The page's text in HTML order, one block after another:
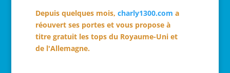
Depuis quelques mois, charly1300.com a
réouvert ses portes et vous propose à
titre gratuit les tops du Royaume-Uni et
de l'Allemagne.